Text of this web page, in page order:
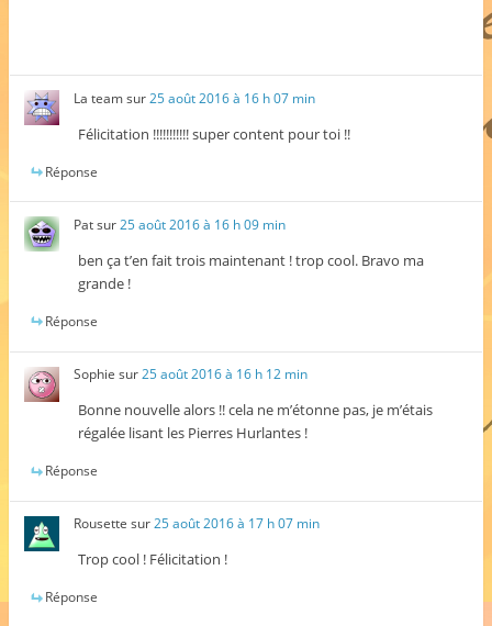
La teamsur25 août 2016 à 16 h 07 min
Félicitation !!!!!!!!!!! super content pour toi !!
Réponse
Patsur25 août 2016 à 16 h 09 min
ben ça t’en fait trois maintenant ! trop cool. Bravo ma
grande !
Réponse
Sophie sur25 août 2016 à 16 h 12 min
Bonne nouvelle alors !! cela ne m’étonne pas, je m’étais
régalée lisant les Pierres Hurlantes !
Réponse
Rousette sur25 août 2016 à 17 h 07 min
Trop cool ! Félicitation !
Réponse